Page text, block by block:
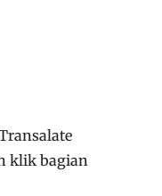
klik bagian